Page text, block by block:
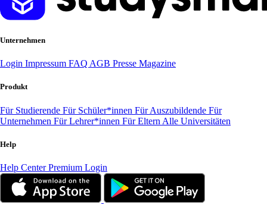
Unternehmen
Login Impressum FAQ AGB Presse Magazine
Produkt
Für Studierende Für Schüler*innen Für Auszubildende Für
Unternehmen Für Lehrer*innen Für Eltern Alle Universitäten
Help
Help CenterPremium Login